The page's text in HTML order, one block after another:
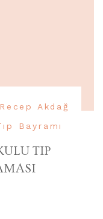
Akdağ
Bayramı
TIP